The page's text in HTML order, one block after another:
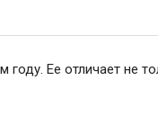
году. Ее отличает не